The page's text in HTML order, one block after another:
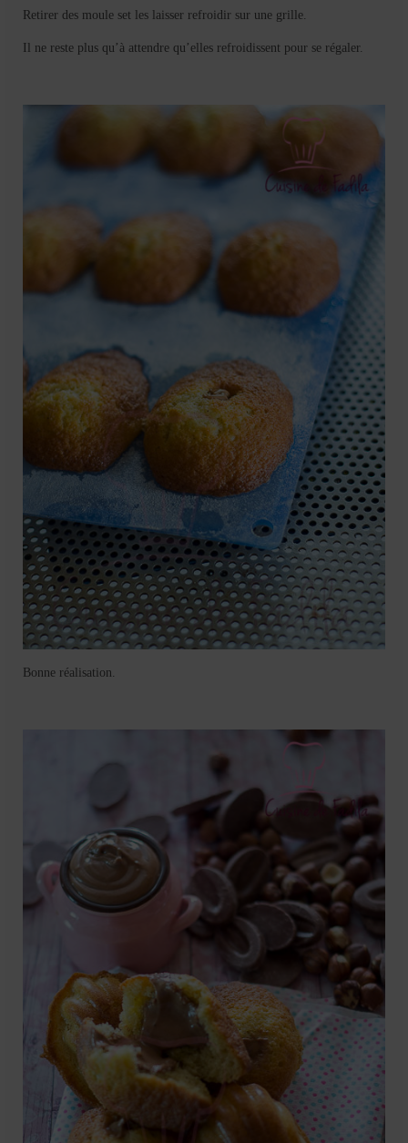
Retirer des moule set les laisser refroidir sur une grille.
Il ne reste plus qu’à attendre qu’elles refroidissent pour se régaler.
Bonne réalisation.